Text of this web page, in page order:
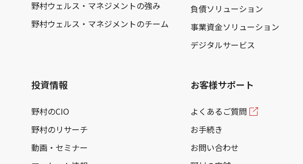
野村ウェルス・マネジメントの強み
野村ウェルス・マネジメントのチーム
負債ソリューション
事業資金ソリューション
デジタルサービス
投資情報
野村のCIO
野村のリサーチ
動画・セミナー
お客様サポート
よくあるご質問
お手続き
お問い合わせ